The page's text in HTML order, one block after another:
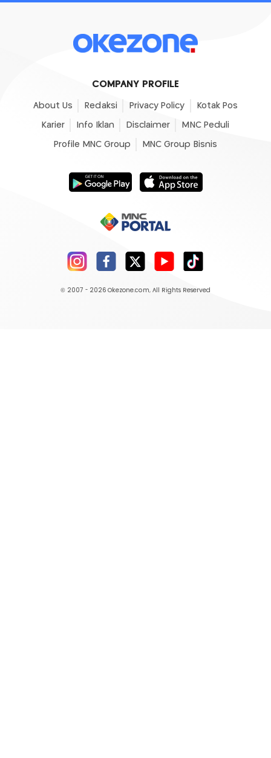
COMPANY PROFILE
About Us Redaksi Privacy Policy Kotak Pos
Karier Info Iklan Disclaimer MNC Peduli
Profile MNC Group MNC Group Bisnis
© 2007 - 2026 Okezone.com, All Rights Reserved